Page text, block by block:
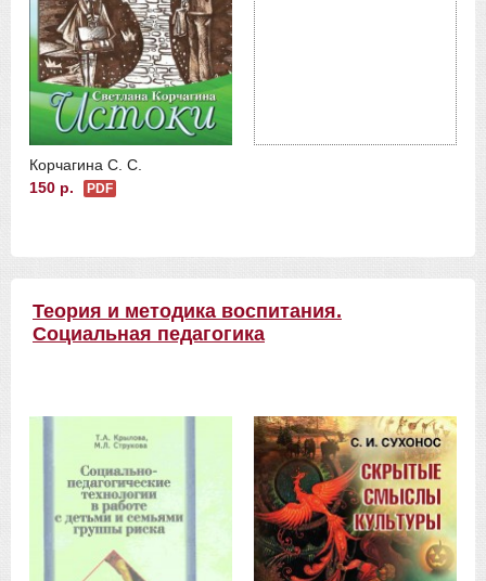
Корчагина С. С.
150 р.
PDF
Теория и методика воспитания.
Социальная педагогика